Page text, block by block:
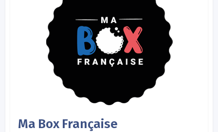
Ma Box Française